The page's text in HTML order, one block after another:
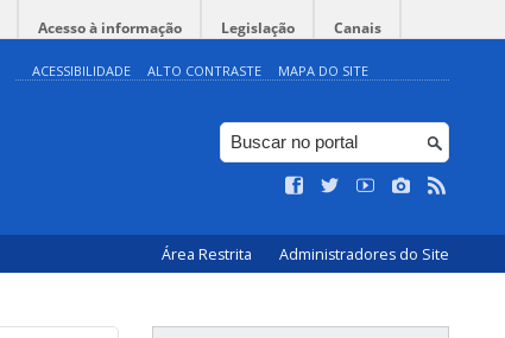
Acesso à informação Legislação Canais
ACESSIBILIDADE ALTO CONTRASTE MAPA DO SITE
Área Restrita Administradores do Site